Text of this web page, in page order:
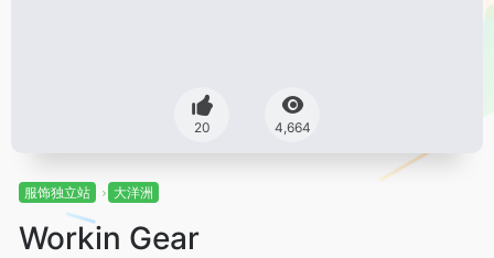
20 4,664
服饰独立站 大洋洲
Workin Gear